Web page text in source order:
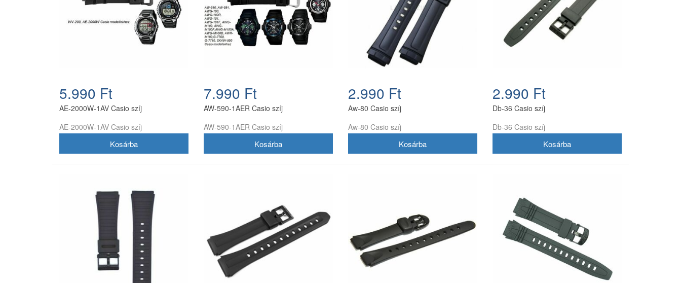
5.990 Ft
AE-2000W-1AV Casio szíj
AE-2000W-1AV Casio szíj
7.990 Ft
AW-590-1AER Casio szíj
AW-590-1AER Casio szíj
2.990 Ft
Aw-80 Casio szíj
Aw-80 Casio szíj
2.990 Ft
Db-36 Casio szíj
Db-36 Casio szíj